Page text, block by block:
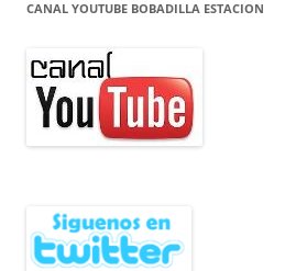
CANAL YOUTUBE BOBADILLA ESTACION